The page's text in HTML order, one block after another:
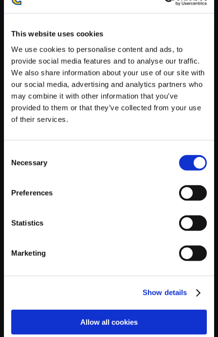
This website uses cookies
We use cookies to personalise content and ads, to
provide social media features and to analyse our traffic.
We also share information about your use of our site with
our social media, advertising and analytics partners who
may combine it with other information that you’ve
provided to them or that they’ve collected from your use
of their services.
Selection
Necessary
Preferences
Statistics
Marketing
Show details
Allow all cookies
※ご購入いただいたファイルのダウンロードの際には、通信環境
が安定しているWifi環境でお試しください。
【単曲】プラグマタ オリジナル
サウンドトラック Those Left B
ehind _ Survival Instinct
おすすめ商品